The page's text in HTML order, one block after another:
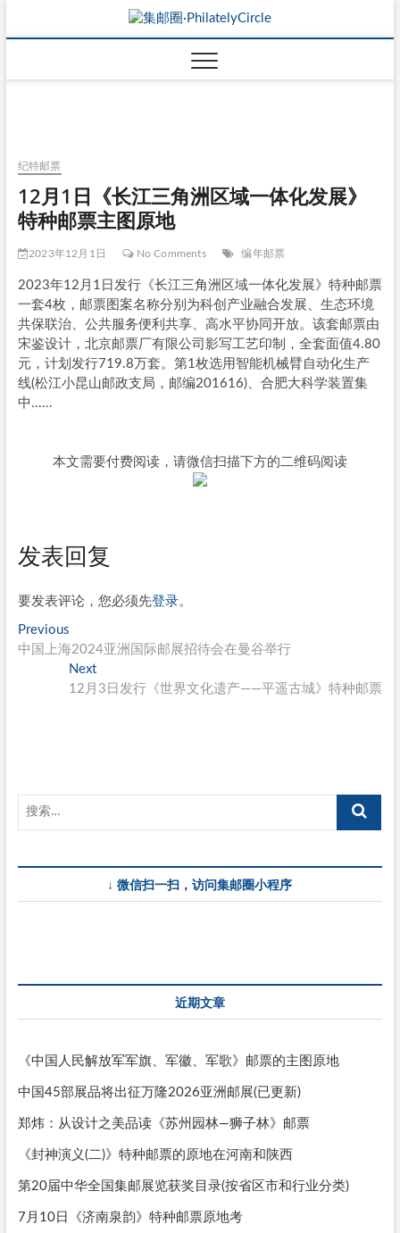
纪特邮票
12月1日《长江三角洲区域一体化发展》
特种邮票主图原地
2023年12月1日 No Comments 编年邮票
2023年12月1日发行《长江三角洲区域一体化发展》特种邮票
一套4枚，邮票图案名称分别为科创产业融合发展、生态环境
共保联治、公共服务便利共享、高水平协同开放。该套邮票由
宋鉴设计，北京邮票厂有限公司影写工艺印制，全套面值4.80
元，计划发行719.8万套。第1枚选用智能机械臂自动化生产
线(松江小昆山邮政支局，邮编201616)、合肥大科学装置集
中......
本文需要付费阅读，请微信扫描下方的二维码阅读
发表回复
要发表评论，您必须先登录。
文
章
PreviousPrevious
post:
中国上海2024亚洲国际邮展招待会在曼谷举行
NextNext
post:
12月3日发行《世界文化遗产——平遥古城》特种邮票
↓ 微信扫一扫，访问集邮圈小程序
近期文章
《中国人民解放军军旗、军徽、军歌》邮票的主图原地
中国45部展品将出征万隆2026亚洲邮展(已更新)
郑炜：从设计之美品读《苏州园林—狮子林》邮票
《封神演义(二)》特种邮票的原地在河南和陕西
第20届中华全国集邮展览获奖目录(按省区市和行业分类)
7月10日《济南泉韵》特种邮票原地考